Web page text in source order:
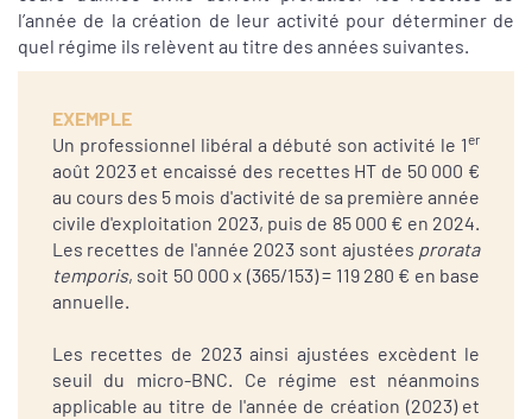
l’année de la création de leur activité pour déterminer de
quel régime ils relèvent au titre des années suivantes.
EXEMPLE
Un professionnel libéral a débuté son activité le 1er
août 2023 et encaissé des recettes HT de 50 000 €
au cours des 5 mois d'activité de sa première année
civile d'exploitation 2023, puis de 85 000 € en 2024.
Les recettes de l'année 2023 sont ajustées prorata
temporis, soit 50 000 x (365/153) = 119 280 € en base
annuelle.
Les recettes de 2023 ainsi ajustées excèdent le
seuil du micro-BNC. Ce régime est néanmoins
applicable au titre de l'année de création (2023) et